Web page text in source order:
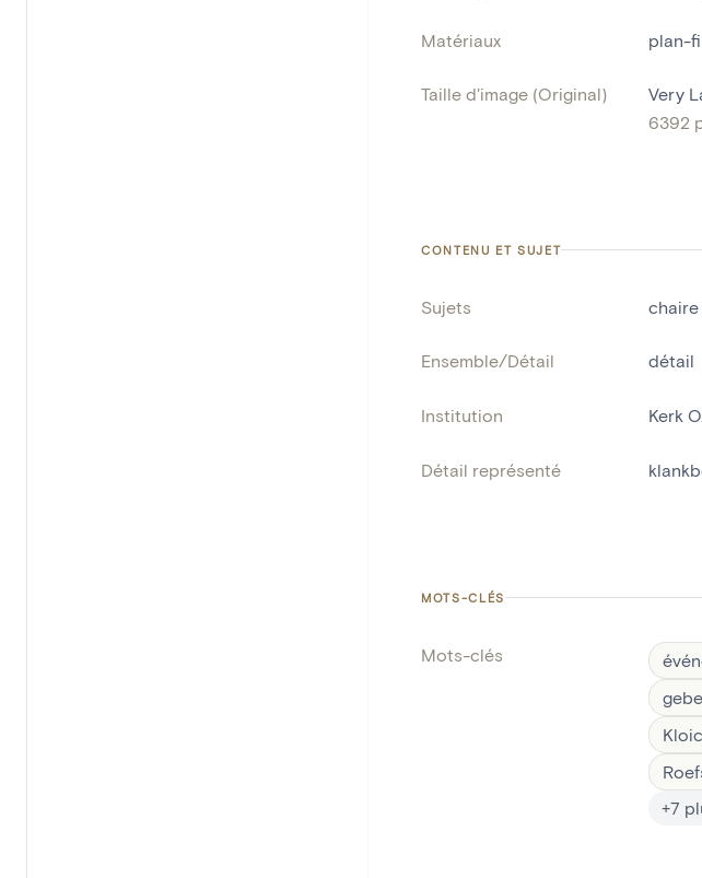
Matériaux plan-
Taille d'image (Original) Very
6392
CONTENU ET SUJET
Sujets
Ensemble/Détail détail
Institution Kerk
Détail représenté
MOTS-CLÉS
Mots-clés
+7